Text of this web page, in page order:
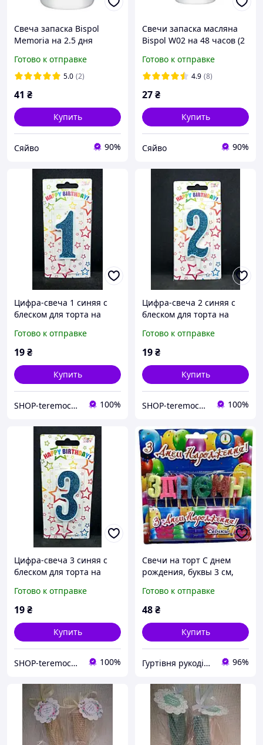
Свеча запаска Bispol
Memoria на 2.5 дня
Готово к отправке
5.0 (2)
41 ₴
Купить
Сяйво 90%
Свечи запаска масляна
Bispol W02 на 48 часов (2
Готово к отправке
4.9 (8)
27₴
Купить
Сяйво 90%
Цифра-свеча 1 синяя с
блеском для торта на
Готово к отправке
19₴
Купить
SHOP-teremochek Интернет магазин 100%
Цифра-свеча 2 синяя с
блеском для торта на
Готово к отправке
19₴
Купить
SHOP-teremochek Интернет магазин 100%
Цифра-свеча 3 синяя с
блеском для торта на
Готово к отправке
19₴
Купить
SHOP-teremochek Интернет магазин 100%
Свечи на торт С днем
рождения, буквы 3 см,
Готово к отправке
48₴
Купить
Гуртівня рукоділля та декору "Т.Р.О.Н" 96%